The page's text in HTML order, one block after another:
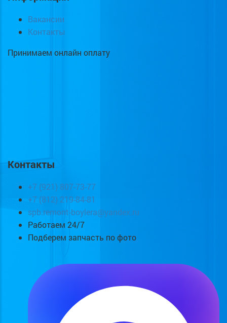
Вакансии
Контакты
Принимаем онлайн оплату
Контакты
+7 (921) 807-73-77
+7 (812) 219-84-81
spb.remont-boylera@yandex.ru
Работаем 24/7
Подберем запчасть по фото